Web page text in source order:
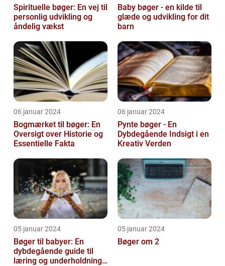
Spirituelle bøger: En vej til
personlig udvikling og
åndelig vækst
Baby bøger - en kilde til
glæde og udvikling for dit
barn
06 januar 2024
Bogmærket til bøger: En
Oversigt over Historie og
Essentielle Fakta
06 januar 2024
Pynte bøger - En
Dybdegående Indsigt i en
Kreativ Verden
05 januar 2024
Bøger til babyer: En
dybdegående guide til
læring og underholdning
05 januar 2024
Bøger om 2